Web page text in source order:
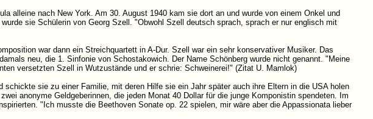
alleine nach New York. Am 30. August 1940 kam sie dort an und wurde von einem Onkel und
sie Schülerin von Georg Szell. "Obwohl Szell deutsch sprach, sprach er nur englisch mit
war dann ein Streichquartett in A-Dur. Szell war ein sehr konservativer Musiker. Das
neu, die 1. Sinfonie von Schostakowich. Der Name Schönberg wurde nicht genannt. "Meine
versetzten Szell in Wutzustände und er schrie: Schweinerei!" (Zitat U. Mamlok)
sie zu einer Familie, mit deren Hilfe sie ein Jahr später auch ihre Eltern in die USA holen
anonyme Geldgeberinnen, die jeden Monat 40 Dollar für die junge Komponistin spendeten. Im
"Ich musste die Beethoven Sonate op. 22 spielen, mir wäre aber die Appassionata lieber